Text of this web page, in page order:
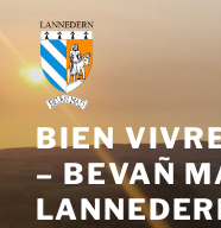
contenu
principal
BIEN
– BEVAÑ